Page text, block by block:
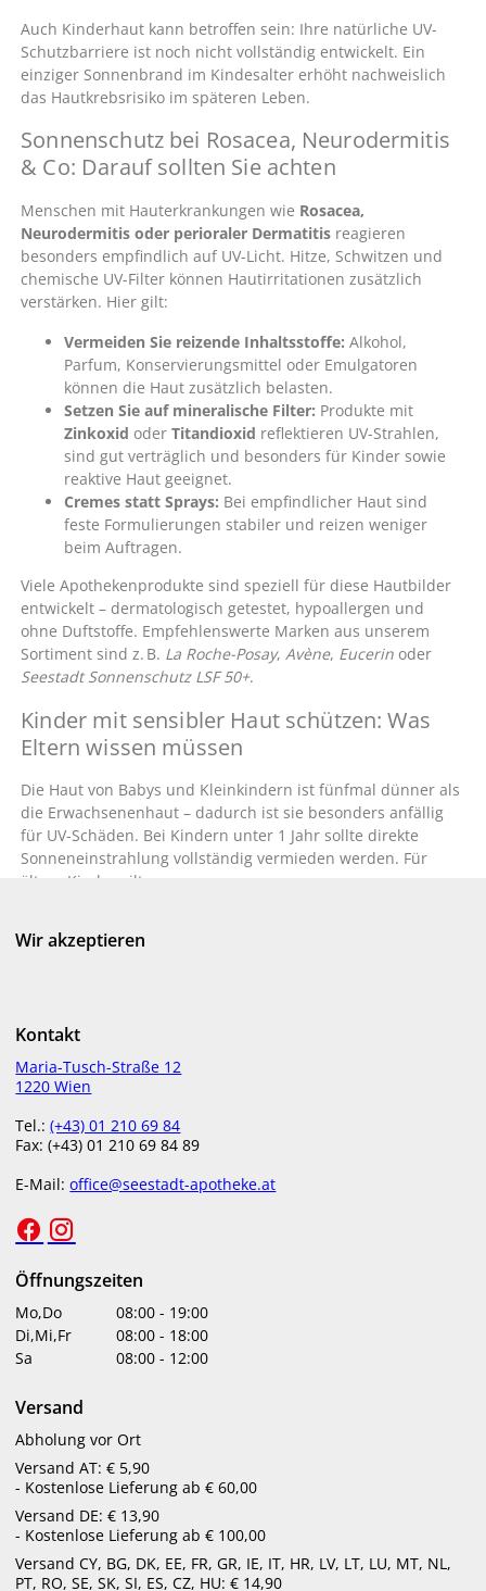
Auch Kinderhaut kann betroffen sein: Ihre natürliche UV-
Schutzbarriere ist noch nicht vollständig entwickelt. Ein
einziger Sonnenbrand im Kindesalter erhöht nachweislich
das Hautkrebsrisiko im späteren Leben.
Sonnenschutz bei Rosacea, Neurodermitis
& Co: Darauf sollten Sie achten
Menschen mit Hauterkrankungen wie Rosacea,
Neurodermitis oder perioraler Dermatitis reagieren
besonders empfindlich auf UV-Licht. Hitze, Schwitzen und
chemische UV-Filter können Hautirritationen zusätzlich
verstärken. Hier gilt:
Vermeiden Sie reizende Inhaltsstoffe: Alkohol,
Parfum, Konservierungsmittel oder Emulgatoren
können die Haut zusätzlich belasten.
Setzen Sie auf mineralische Filter: Produkte mit
Zinkoxid oderTitandioxid reflektieren UV-Strahlen,
sind gut verträglich und besonders für Kinder sowie
reaktive Haut geeignet.
Cremes statt Sprays: Bei empfindlicher Haut sind
feste Formulierungen stabiler und reizen weniger
beim Auftragen.
Viele Apothekenprodukte sind speziell für diese Hautbilder
entwickelt – dermatologisch getestet, hypoallergen und
ohne Duftstoffe. Empfehlenswerte Marken aus unserem
Sortiment sind z. B. La Roche-Posay,Avène, Eucerin oder
Seestadt Sonnenschutz LSF 50+.
Kinder mit sensibler Haut schützen: Was
Eltern wissen müssen
Die Haut von Babys und Kleinkindern ist fünfmal dünner als
die Erwachsenenhaut – dadurch ist sie besonders anfällig
für UV-Schäden. Bei Kindern unter 1 Jahr sollte direkte
Sonneneinstrahlung vollständig vermieden werden. Für
ältere Kinder gilt:
Parfumfreie, wasserfeste Produkte
mit Nackenschutz)
Ideal sindSonnenschutzprodukte
Eincremen erleichtern, oder
angewendet werden können (z. B. Nase, Wangen, Stirn).
Achten Sie auf dasUVA-Siegel
Spezialprodukte aus der Apotheke: Für
empfindliche & allergische Haut
speziell für empfindliche oder allergiegefährdete Haut
Hautneutrale Formulierungen
Alkohol oder Emulgatoren
Hauterkrankungen
Wasserfeste, photostabile UV-Filter
hoher Belastung Schutz bieten
Beispiele aus unserem Sortiment:
Avène Reflexe Solaire Kinder
verträglich
Seestadt LSF 50+ Sonnenfluid– ideal für Gesicht und
Wir akzeptieren
Kontakt
Maria-Tusch-Straße 12
1220 Wien
Tel.:(+43) 01 210 69 84
Fax: (+43) 01 210 69 84 89
E-Mail:office@seestadt-apotheke.at
Öffnungszeiten
Mo,Do 08:00 - 19:00
Di,Mi,Fr
08:00 - 18:00
Sa
08:00 - 12:00
Versand
Abholung vor Ort
Versand AT: € 5,90
- Kostenlose Lieferung ab € 60,00
Versand DE: € 13,90
- Kostenlose Lieferung ab € 100,00
Versand CY, BG, DK, EE, FR, GR, IE, IT, HR, LV, LT, LU, MT, NL,
PT, RO, SE, SK, SI, ES, CZ, HU: € 14,90